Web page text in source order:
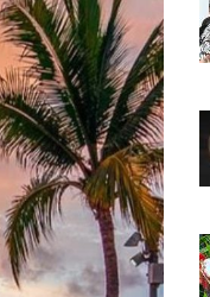
Vallarta
En Jalisco
Prioritarios
Vallarta
Al Mar
Por Privados